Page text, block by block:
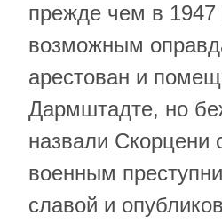
прежде чем в 1947
возможным
арестован и
Дармштадте, но
назвали
военным
славой и